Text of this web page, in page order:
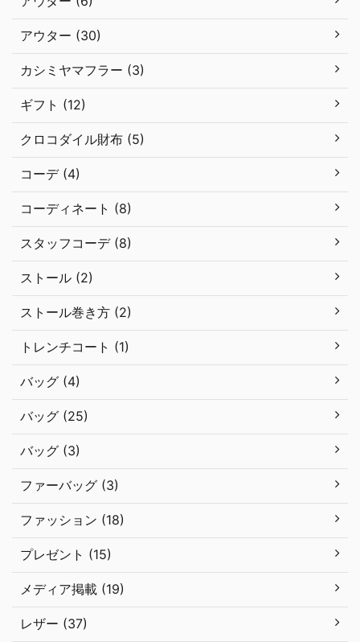
アウター (30)
カシミヤマフラー (3)
ギフト (12)
クロコダイル財布 (5)
コーデ (4)
コーディネート (8)
スタッフコーデ (8)
ストール (2)
ストール巻き方 (2)
トレンチコート (1)
バッグ (4)
バッグ (25)
バッグ (3)
ファーバッグ (3)
ファッション (18)
プレゼント (15)
メディア掲載 (19)
レザー (37)